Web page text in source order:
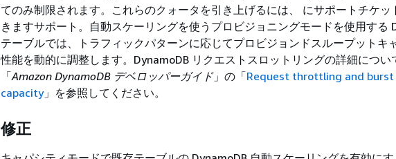
てのみ制限されます。これらのクォータを引き上げるには、 にサポートチケッ
きますサポート。自動スケーリングを使うプロビジョニングモードを使用する
テーブルでは、トラフィックパターンに応じてプロビジョンドスループットキ
性能を動的に調整します。DynamoDB リクエストスロットリングの詳細につい
「Amazon DynamoDB デベロッパーガイド」の「Request throttling and burst
capacity」を参照してください。
修正